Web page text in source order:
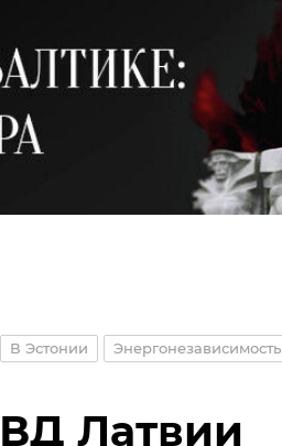
В Эстонии Энергонезависимость
Латвии